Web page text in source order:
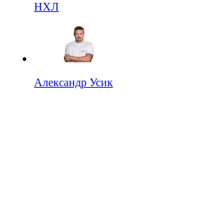
НХЛ
Александр Усик